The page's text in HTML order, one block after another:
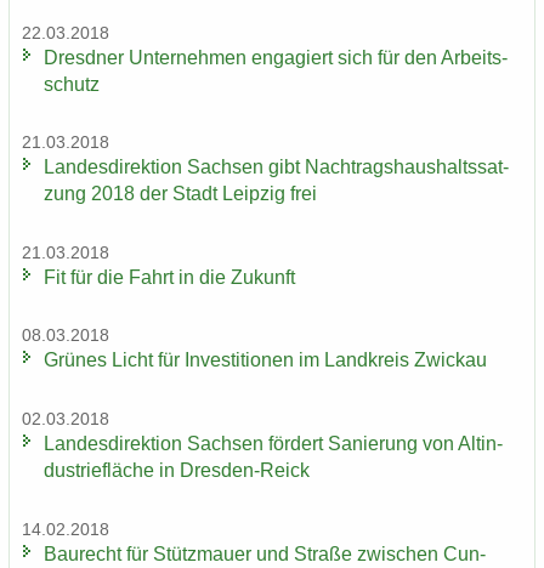
22.03.2018
Dresd­ner Un­ter­neh­men en­ga­giert sich für den Ar­beits­
schutz
21.03.2018
Lan­des­di­rek­ti­on Sach­sen gibt Nach­trags­haus­halts­sat­
zung 2018 der Stadt Leip­zig frei
21.03.2018
Fit für die Fahrt in die Zu­kunft
08.03.2018
Grü­nes Licht für In­ves­ti­tio­nen im Land­kreis Zwi­ckau
02.03.2018
Lan­des­di­rek­ti­on Sach­sen för­dert Sa­nie­rung von Alt­in­
dus­trie­flä­che in Dresden-​Reick
14.02.2018
Bau­recht für Stütz­mau­er und Stra­ße zwi­schen Cun­